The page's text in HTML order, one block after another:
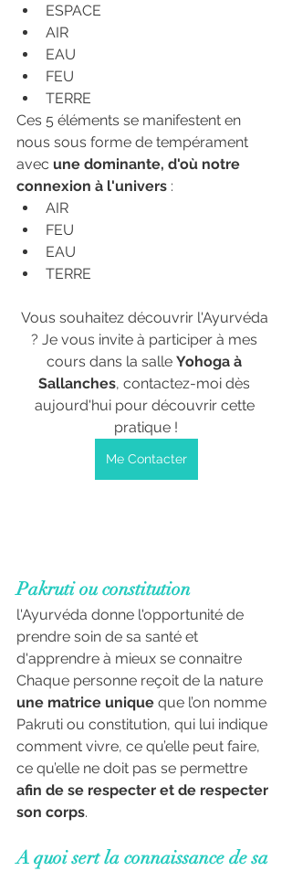
ESPACE
AIR
EAU
FEU
TERRE
Ces 5 éléments se manifestent en
nous sous forme de tempérament
avec une dominante, d'où notre
connexion à l'univers :
AIR
FEU
EAU
TERRE
Vous souhaitez découvrir l'Ayurvéda
? Je vous invite à participer à mes
cours dans la salle Yohoga à
Sallanches, contactez-moi dès
aujourd'hui pour découvrir cette
pratique !
Me Contacter
Pakruti ou constitution
l'Ayurvéda donne l'opportunité de
prendre soin de sa santé et
d'apprendre à mieux se connaitre
Chaque personne reçoit de la nature
une matrice unique que l’on nomme
Pakruti ou constitution, qui lui indique
comment vivre, ce qu’elle peut faire,
ce qu’elle ne doit pas se permettre
afin de se respecter et de respecter
son corps.
A quoi sert la connaissance de sa